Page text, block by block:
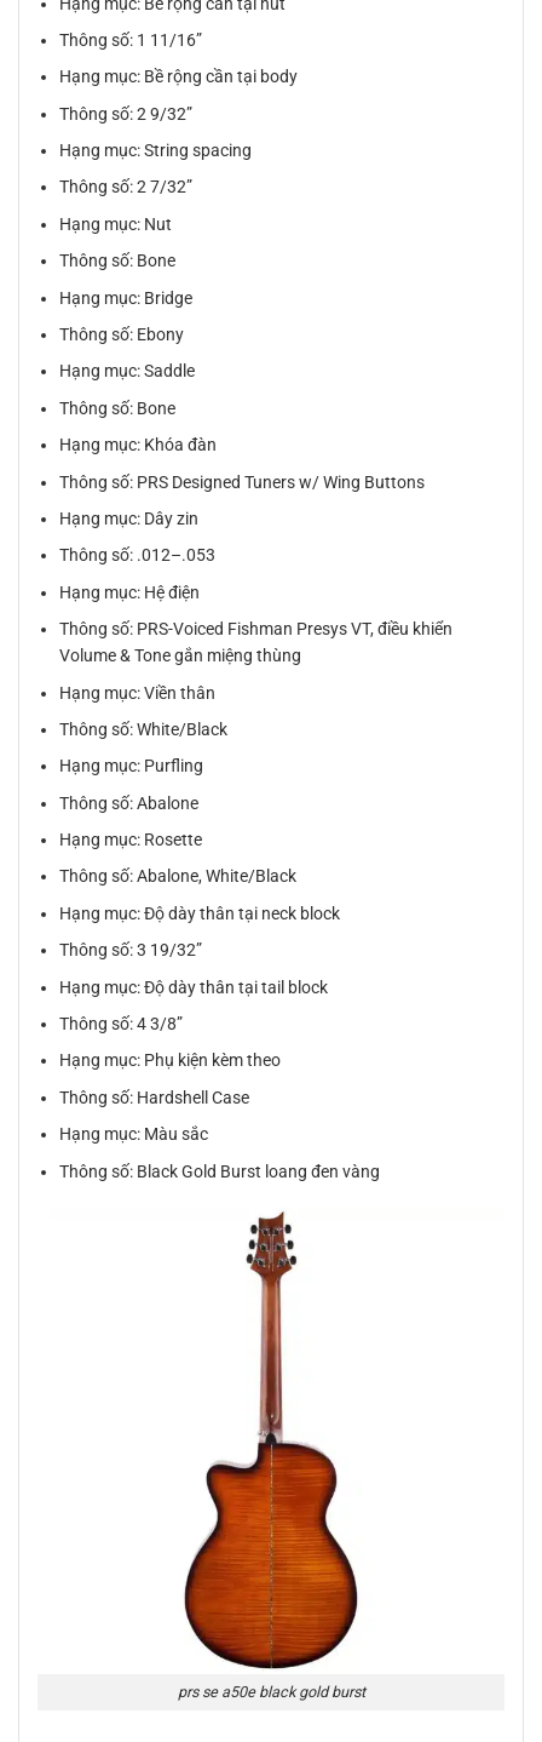
Thông số: 1 11/16”
Hạng mục: Bề rộng cần tại body
Thông số: 2 9/32”
Hạng mục: String spacing
Thông số: 2 7/32”
Hạng mục: Nut
Thông số: Bone
Hạng mục: Bridge
Thông số: Ebony
Hạng mục: Saddle
Thông số: Bone
Hạng mục: Khóa đàn
Thông số: PRS Designed Tuners w/ Wing Buttons
Hạng mục: Dây zin
Thông số: .012–.053
Hạng mục: Hệ điện
Thông số: PRS-Voiced Fishman Presys VT, điều khiển
Volume & Tone gắn miệng thùng
Hạng mục: Viền thân
Thông số: White/Black
Hạng mục: Purfling
Thông số: Abalone
Hạng mục: Rosette
Thông số: Abalone, White/Black
Hạng mục: Độ dày thân tại neck block
Thông số: 3 19/32”
Hạng mục: Độ dày thân tại tail block
Thông số: 4 3/8”
Hạng mục: Phụ kiện kèm theo
Thông số: Hardshell Case
Hạng mục: Màu sắc
Thông số: Black Gold Burst loang đen vàng
prs se a50e black gold burst